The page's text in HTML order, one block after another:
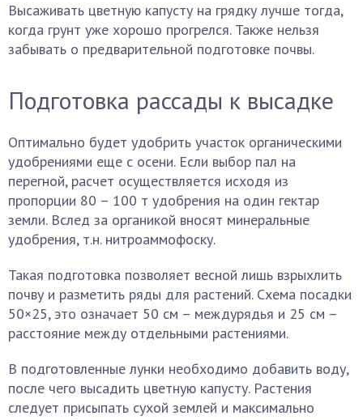
Высаживать цветную капусту на грядку лучше тогда,
когда грунт уже хорошо прогрелся. Также нельзя
забывать о предварительной подготовке почвы.
Подготовка рассады к высадке
Оптимально будет удобрить участок органическими
удобрениями еще с осени. Если выбор пал на
перегной, расчет осуществляется исходя из
пропорции 80 – 100 т удобрения на один гектар
земли. Вслед за органикой вносят минеральные
удобрения, т.н. нитроаммофоску.
Такая подготовка позволяет весной лишь взрыхлить
почву и разметить ряды для растений. Схема посадки
50×25, это означает 50 см – междурядья и 25 см –
расстояние между отдельными растениями.
В подготовленные лунки необходимо добавить воду,
после чего высадить цветную капусту. Растения
следует присыпать сухой землей и максимально